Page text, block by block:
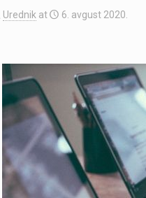
Urednik at 6. avgust 2020.